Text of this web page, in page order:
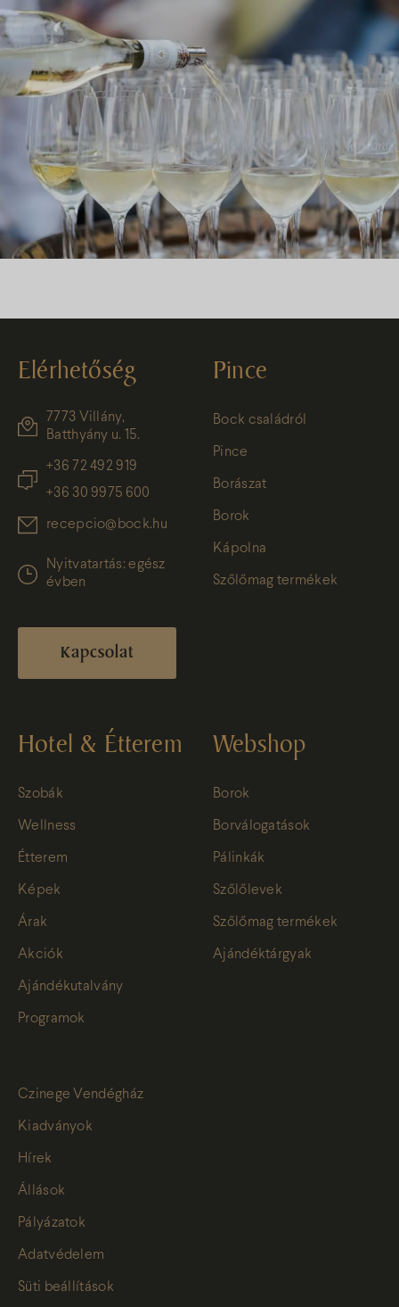
Elérhetőség
7773 Villány,
Batthyány u. 15.
+36 72 492 919
+36 30 9975 600
recepcio@bock.hu
Nyitvatartás: egész
évben
Kapcsolat
Pince
Bock családról
Pince
Borászat
Borok
Kápolna
Szőlőmag termékek
Hotel & Étterem
Szobák
Wellness
Étterem
Képek
Árak
Akciók
Ajándékutalvány
Programok
Webshop
Borok
Borválogatások
Pálinkák
Szőlőlevek
Szőlőmag termékek
Ajándéktárgyak
Czinege Vendégház
Kiadványok
Hírek
Állások
Pályázatok
Adatvédelem
Süti beállítások